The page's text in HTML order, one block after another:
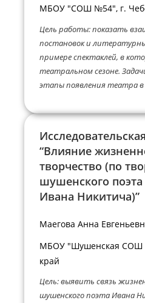
МБОУ "СОШ №54", г.
Цель работы: показать
постановок и
примере спектаклей, в
театральном сезоне.
этапы появления театра в
“Влияние
творчество (по
шушенского
Ивана Никитича)”
Маегова Анна
МБОУ "Шушенская СОШ
край
Цель: выявить связь
шушенского поэта Ивана